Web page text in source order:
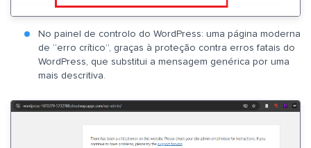
No painel de controlo do WordPress: uma página moderna
de “erro crítico”, graças à proteção contra erros fatais do
WordPress, que substitui a mensagem genérica por uma
mais descritiva.